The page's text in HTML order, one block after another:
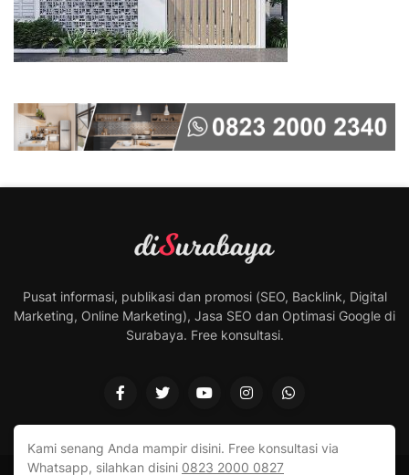
Pusat informasi, publikasi dan promosi (SEO, Backlink, Digital
Marketing, Online Marketing), Jasa SEO dan Optimasi Google di
Surabaya. Free konsultasi.
Kami senang Anda mampir disini. Free konsultasi via
Whatsapp, silahkan disini 0823 2000 0827